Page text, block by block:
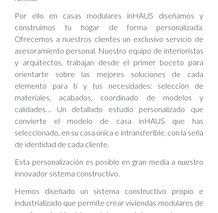
Por ello en casas modulares inHAUS diseñamos y
construimos tu hogar de forma personalizada.
Ofrecemos a nuestros clientes un exclusivo servicio de
asesoramiento personal. Nuestro equipo de interioristas
y arquitectos, trabajan desde el primer boceto para
orientarte sobre las mejores soluciones de cada
elemento para ti y tus necesidades: selección de
materiales, acabados, coordinado de modelos y
calidades… Un detallado estudio personalizado que
convierte el modelo de casa inHAUS que has
seleccionado, en su casa única e intransferible, con la seña
de identidad de cada cliente.
Esta personalización es posible en gran media a nuestro
innovador sistema constructivo.
Hemos diseñado un sistema constructivo propio e
industrializado que permite crear viviendas modulares de